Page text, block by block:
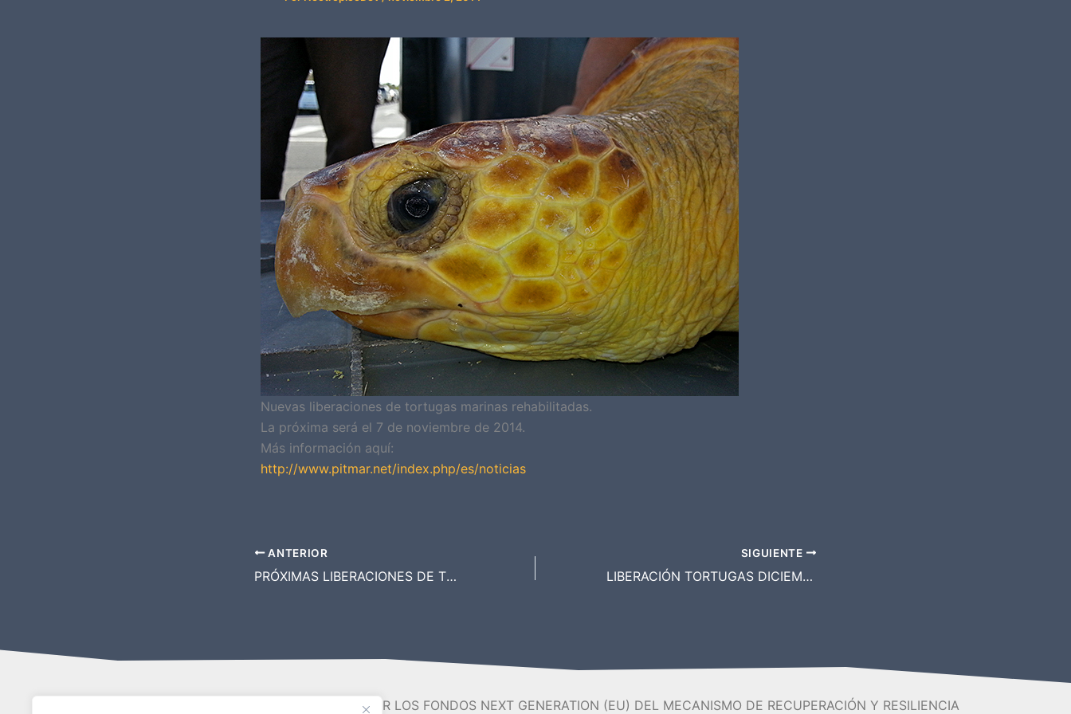
Nuevas liberaciones de tortugas marinas rehabilitadas.
La próxima será el 7 de noviembre de 2014.
Más información aquí:
http://www.pitmar.net/index.php/es/noticias
ANTERIOR
PRÓXIMAS LIBERACIONES DE TORTUGAS MARINAS REHABILITADAS
SIGUIENTE
LIBERACIÓN TORTUGAS DICIEMBRE
PROGRAMA KIT DIGITAL COFINANCIADO POR LOS FONDOS NEXT GENERATION (EU) DEL MECANISMO DE RECUPERACIÓN Y RESILIENCIA